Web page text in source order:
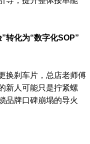
转化为“数字化SOP”
换刹车片，总店老师傅
新人可能只是拧紧螺
品牌口碑崩塌的导火